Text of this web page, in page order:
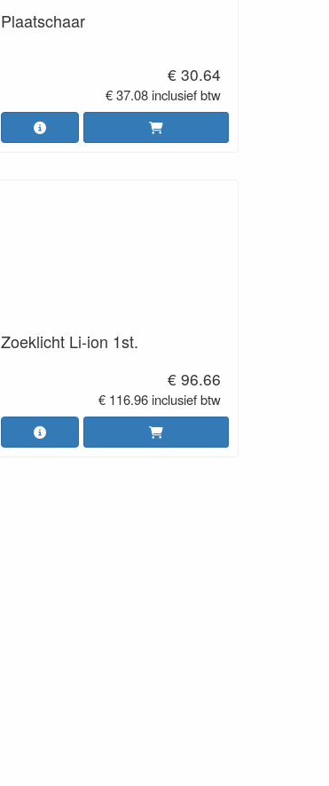
Plaatschaar
€ 30.64
€ 37.08 inclusief btw
Zoeklicht Li-ion 1st.
€ 96.66
€ 116.96 inclusief btw